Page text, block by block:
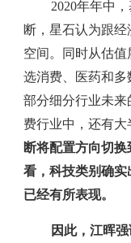
2020年年中
断，星石认为跟
空间。同时从估
选消费、医药和
部分细分行业未
费行业中，还有
断将配置方向切
看，科技类别确
已经有所表现。
因此，江晖